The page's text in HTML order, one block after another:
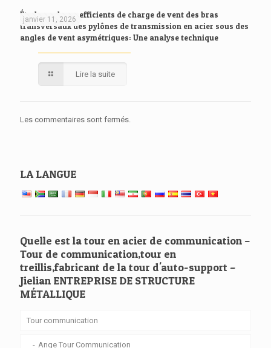
janvier 11, 2026
Étude sur les coefficients de charge de vent des bras
transversaux des pylônes de transmission en acier sous des
angles de vent asymétriques: Une analyse technique
Lire la suite
Les commentaires sont fermés.
LA LANGUE
Quelle est la tour en acier de communication –
Tour de communication,tour en
treillis,fabricant de la tour d'auto-support –
Jielian ENTREPRISE DE STRUCTURE
MÉTALLIQUE
Tour communication
Ange Tour Communication